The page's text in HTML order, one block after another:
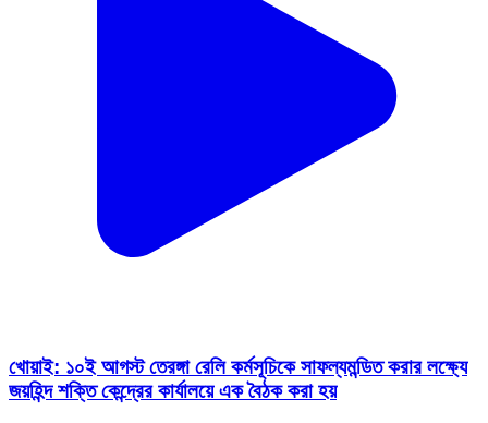
খোয়াই: ১০ই আগস্ট তেরঙ্গা রেলি কর্মসূচিকে সাফল্যমন্ডিত করার লক্ষ্যে
জয়হিন্দ শক্তি কেন্দ্রের কার্যালয়ে এক বৈঠক করা হয়